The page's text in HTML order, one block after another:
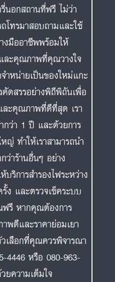
นอกสถานที่ฟรี ไม่ว่า
ทรมาสอบถามและใช้
งมืออาชีพพร้อมให้
ละคุณภาพที่คุณวางใจ
ำหน่ายเป็นของใหม่แกะ
ดสรรอย่างพิถีพิถันเพื่อ
ละคุณภาพที่ดีที่สุด เรา
กว่า 1 ปี และด้วยการ
ญ่ ทำให้เราสามารถนำ
ว่าร้านอื่นๆ อย่าง
ริการสำรองไฟระหว่าง
ง และตรวจเช็คระบบ
ฟรี หากคุณต้องการ
พดีและราคาย่อมเยา
เลือกที่คุณควรพิจารณา
4446 หรือ 080-963-
ยความเต็มใจ